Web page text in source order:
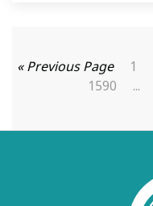
« Previous Page 1
1590
...